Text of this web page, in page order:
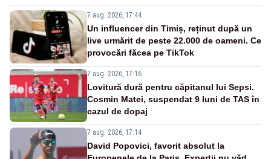
7 aug. 2026, 17:44
Un influencer din Timiș, reținut după un
live urmărit de peste 22.000 de oameni. Ce
provocări făcea pe TikTok
7 aug. 2026, 17:16
Lovitură dură pentru căpitanul lui Sepsi.
Cosmin Matei, suspendat 9 luni de TAS în
cazul de dopaj
7 aug. 2026, 17:14
David Popovici, favorit absolut la